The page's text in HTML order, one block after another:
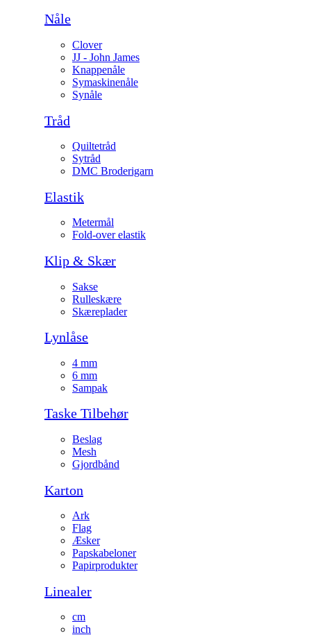
Nåle
Clover
JJ - John James
Knappenåle
Symaskinenåle
Synåle
Tråd
Quiltetråd
Sytråd
DMC Broderigarn
Elastik
Metermål
Fold-over elastik
Klip & Skær
Sakse
Rulleskære
Skæreplader
Lynlåse
4 mm
6 mm
Sampak
Taske Tilbehør
Beslag
Mesh
Gjordbånd
Karton
Ark
Flag
Æsker
Papskabeloner
Papirprodukter
Linealer
cm
inch